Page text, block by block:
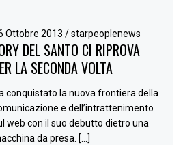
Ottobre 2013/ starpeoplenews
DEL SANTO CI RIPROVA
LA SECONDA VOLTA
conquistato la nuova frontiera della
e dell’intrattenimento
web con il suo debutto dietro una
da presa. […]